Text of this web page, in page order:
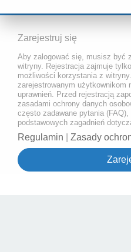
Zarejestruj się
Aby zalogować się, musisz być
witryny. Rejestracja zajmuje
możliwości korzystania z
zarejestrowanym użytkownikom
uprawnień. Przed rejestracją
zasadami ochrony danych
często zadawane pytania
podstawowych zagadnień
Regulamin Zasady